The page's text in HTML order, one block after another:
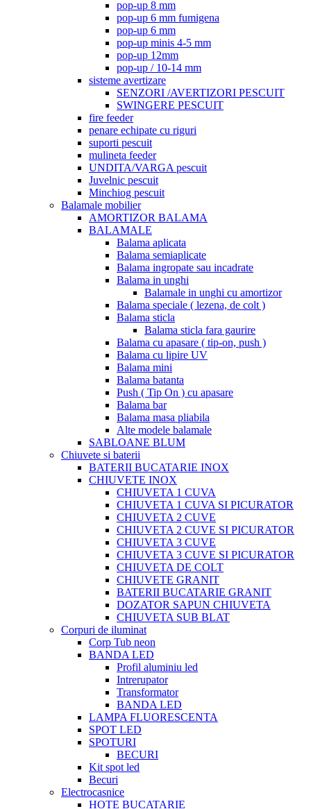
pop-up 8 mm
pop-up 6 mm fumigena
pop-up 6 mm
pop-up minis 4-5 mm
pop-up 12mm
pop-up / 10-14 mm
sisteme avertizare
SENZORI /AVERTIZORI PESCUIT
SWINGERE PESCUIT
fire feeder
penare echipate cu riguri
suporti pescuit
mulineta feeder
UNDITA/VARGA pescuit
Juvelnic pescuit
Minchiog pescuit
Balamale mobilier
AMORTIZOR BALAMA
BALAMALE
Balama aplicata
Balama semiaplicate
Balama ingropate sau incadrate
Balama in unghi
Balamale in unghi cu amortizor
Balama speciale ( lezena, de colt )
Balama sticla
Balama sticla fara gaurire
Balama cu apasare ( tip-on, push )
Balama cu lipire UV
Balama mini
Balama batanta
Push ( Tip On ) cu apasare
Balama bar
Balama masa pliabila
Alte modele balamale
SABLOANE BLUM
Chiuvete si baterii
BATERII BUCATARIE INOX
CHIUVETE INOX
CHIUVETA 1 CUVA
CHIUVETA 1 CUVA SI PICURATOR
CHIUVETA 2 CUVE
CHIUVETA 2 CUVE SI PICURATOR
CHIUVETA 3 CUVE
CHIUVETA 3 CUVE SI PICURATOR
CHIUVETA DE COLT
CHIUVETE GRANIT
BATERII BUCATARIE GRANIT
DOZATOR SAPUN CHIUVETA
CHIUVETA SUB BLAT
Corpuri de iluminat
Corp Tub neon
BANDA LED
Profil aluminiu led
Intrerupator
Transformator
BANDA LED
LAMPA FLUORESCENTA
SPOT LED
SPOTURI
BECURI
Kit spot led
Becuri
Electrocasnice
HOTE BUCATARIE